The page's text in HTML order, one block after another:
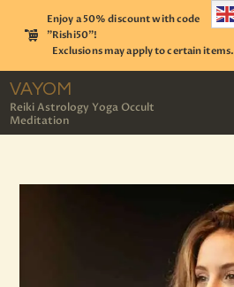
Enjoy a 50% discount with code
"Rishi50"!
Exclusions may apply to certain items.
VAYOM
Reiki Astrology Yoga Occult
Meditation
OUR SERVICES